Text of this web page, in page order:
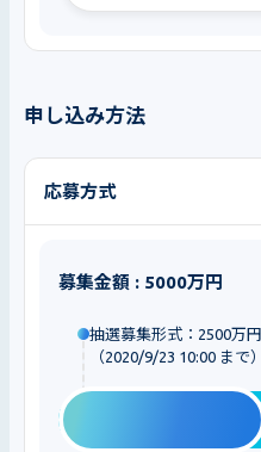
申し込み方法
応募方式
募集金額 : 5000万円
抽選募集形式：2500万円
（2020/9/23 10:00 まで）